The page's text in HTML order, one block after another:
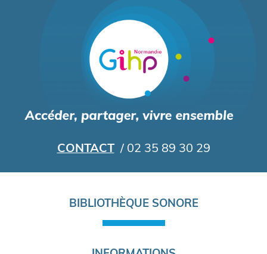
au
contenu
principal
CONTACT / 02 35 89 30 29
BIBLIOTHÈQUE SONORE